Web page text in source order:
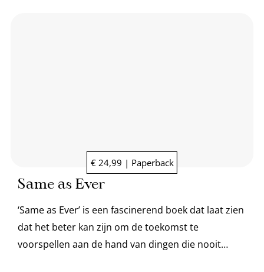
€ 24,99 | Paperback
Same as Ever
‘Same as Ever’ is een fascinerend boek dat laat zien
dat het beter kan zijn om de toekomst te
voorspellen aan de hand van dingen die nooit